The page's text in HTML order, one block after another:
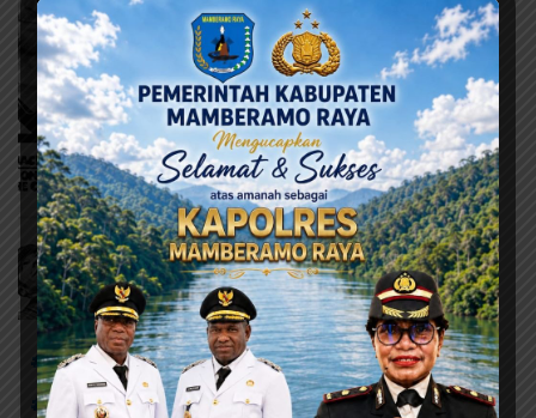
# Lapas Narkotika Kelas II A Doyo
# Lembaga Pemasyarakatan Doyo